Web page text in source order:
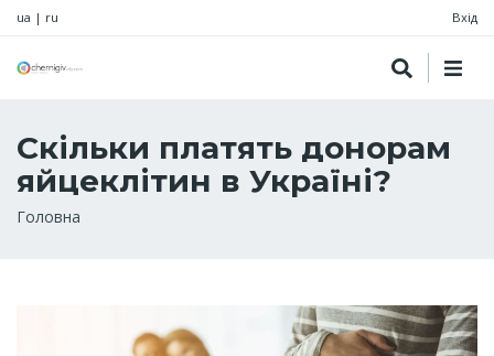
ua | ru Вхід
Скільки платять донорам
яйцеклітин в Україні?
Рядок
Головна